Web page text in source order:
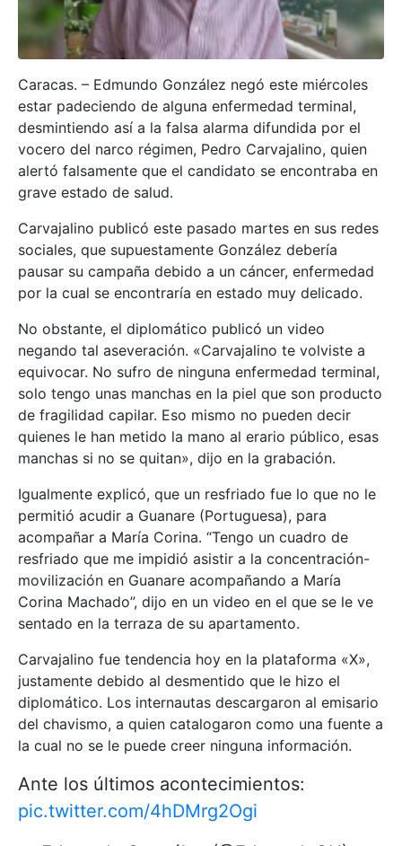
Caracas. – Edmundo González negó este miércoles
estar padeciendo de alguna enfermedad terminal,
desmintiendo así a la falsa alarma difundida por el
vocero del narco régimen, Pedro Carvajalino, quien
alertó falsamente que el candidato se encontraba en
grave estado de salud.
Carvajalino publicó este pasado martes en sus redes
sociales, que supuestamente González debería
pausar su campaña debido a un cáncer, enfermedad
por la cual se encontraría en estado muy delicado.
No obstante, el diplomático publicó un video
negando tal aseveración. «Carvajalino te volviste a
equivocar. No sufro de ninguna enfermedad terminal,
solo tengo unas manchas en la piel que son producto
de fragilidad capilar. Eso mismo no pueden decir
quienes le han metido la mano al erario público, esas
manchas si no se quitan», dijo en la grabación.
Igualmente explicó, que un resfriado fue lo que no le
permitió acudir a Guanare (Portuguesa), para
acompañar a María Corina. “Tengo un cuadro de
resfriado que me impidió asistir a la concentración-
movilización en Guanare acompañando a María
Corina Machado”, dijo en un video en el que se le ve
sentado en la terraza de su apartamento.
Carvajalino fue tendencia hoy en la plataforma «X»,
justamente debido al desmentido que le hizo el
diplomático. Los internautas descargaron al emisario
del chavismo, a quien catalogaron como una fuente a
la cual no se le puede creer ninguna información.
Ante los últimos acontecimientos:
pic.twitter.com/4hDMrg2Ogi